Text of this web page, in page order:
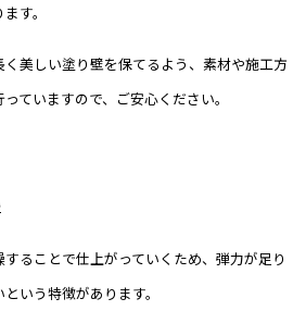
す。
美しい塗り壁を保てるよう、素材や施工方
ていますので、ご安心ください。
ることで仕上がっていくため、弾力が足り
いう特徴があります。